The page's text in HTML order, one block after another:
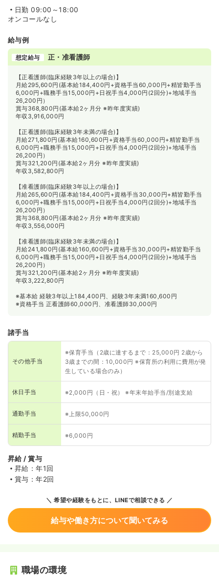
す！
日勤 09:00～18:00
オンコールなし
給与例
想定給与 正・准看護師
【正看護師(臨床経験3年以上の場合)】
月給295,600円(基本給184,400円+資格手当60,000円+精皆勤手当
6,000円+職務手当15,000円+日祝手当4,000円(2回分)+地域手当
26,200円）
賞与368,800円(基本給2ヶ月分 ※昨年度実績)
年収3,916,000円
【正看護師(臨床経験3年未満の場合)】
月給271,800円(基本給160,600円+資格手当60,000円+精皆勤手当
6,000円+職務手当15,000円+日祝手当4,000円(2回分)+地域手当
26,200円）
賞与321,200円(基本給2ヶ月分 ※昨年度実績)
年収3,582,800円
【准看護師(臨床経験3年以上の場合)】
月給265,600円(基本給184,400円+資格手当30,000円+精皆勤手当
6,000円+職務手当15,000円+日祝手当4,000円(2回分)+地域手当
26,200円）
賞与368,800円(基本給2ヶ月分 ※昨年度実績)
年収3,556,000円
【准看護師(臨床経験3年未満の場合)】
月給241,800円(基本給160,600円+資格手当30,000円+精皆勤手当
6,000円+職務手当15,000円+日祝手当4,000円(2回分)+地域手当
26,200円）
賞与321,200円(基本給2ヶ月分 ※昨年度実績)
年収3,222,800円
※基本給 経験3年以上184,400円、経験3年未満160,600円
※資格手当 正看護師60,000円、准看護師30,000円
諸手当
その他手当
※保育手当（2歳に達するまで：25,000円 2歳から
3歳までの間：10,000円 ※保育所の利用に費用が発
生している場合のみ）
休日手当 ※2,000円（日・祝） ※年末年始手当/別途支給
通勤手当 ※上限50,000円
精勤手当 ※6,000円
昇給 / 賞与
昇給：年1回
賞与：年2回
希望や経験をもとに、LINEで相談できる
給与や働き方について聞いてみる
職場の環境